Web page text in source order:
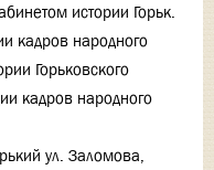
истории Горьк.
кадров народного
Горьковского
кадров народного
ул. Заломова,